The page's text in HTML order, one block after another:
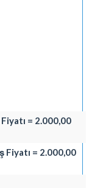
= 2.000,00
Fiyatı = 2.000,00